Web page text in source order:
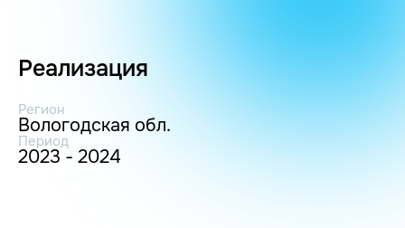
Реализация
Регион
Вологодская обл.
Период
2023 - 2024